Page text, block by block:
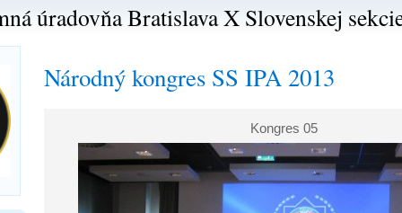
úradovňa Bratislava X Slovenskej
Národný kongres SS IPA 2013
Kongres 05